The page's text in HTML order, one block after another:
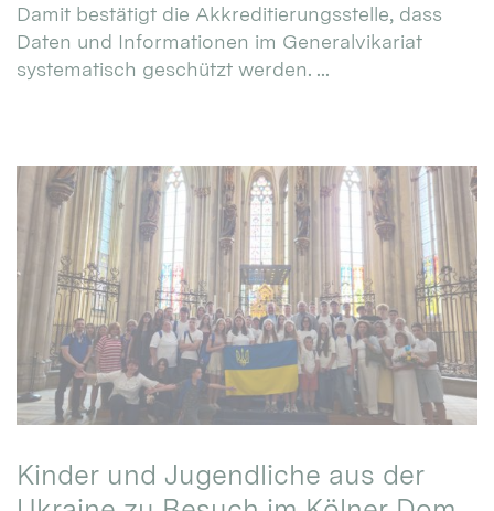
Damit bestätigt die Akkreditierungsstelle, dass
Daten und Informationen im Generalvikariat
systematisch geschützt werden. ...
Kinder und Jugendliche aus der